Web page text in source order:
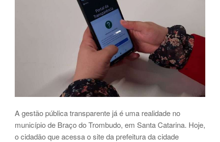
A gestão pública transparente já é uma realidade no
município de Braço do Trombudo, em Santa Catarina. Hoje,
o cidadão que acessa o site da prefeitura da cidade